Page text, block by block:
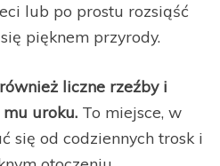
lub po prostu rozsiąść
pięknem przyrody.
liczne rzeźby i
uroku. To miejsce, w
się od codziennych trosk i